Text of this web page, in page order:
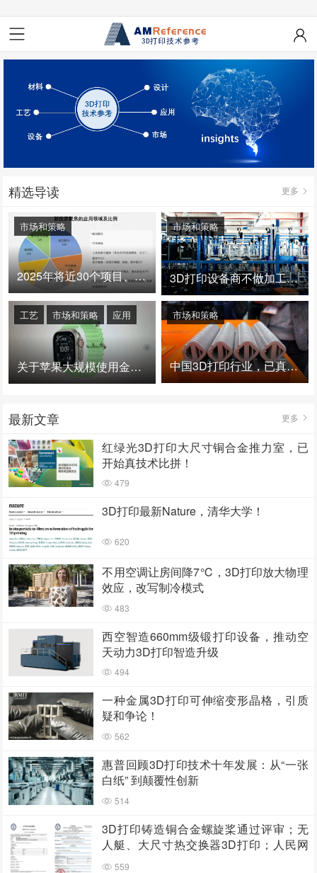
精选导读 更多
2025年将近30个项目、150亿投资：3D打印真的迎来爆发拐点了吗
市场和策略
3D打印设备商不做加工服务，就成了旁观者！
市场和策略
关于苹果大规模使用金属3D打印的思考
工艺 市场和策略 应用
中国3D打印行业，已真正进入爆发时代！
市场和策略
最新文章 更多
红绿光3D打印大尺寸铜合金推力室，已
开始真技术比拼！
479
3D打印最新Nature，清华大学！
620
不用空调让房间降7℃，3D打印放大物理
效应，改写制冷模式
483
西空智造660mm级锻打印设备，推动空
天动力3D打印智造升级
494
一种金属3D打印可伸缩变形晶格，引质
疑和争论！
562
惠普回顾3D打印技术十年发展：从“一张
白纸” 到颠覆性创新
514
3D打印铸造铜合金螺旋桨通过评审；无
人艇、大尺寸热交换器3D打印；人民网
报道两家3D打印企业
559